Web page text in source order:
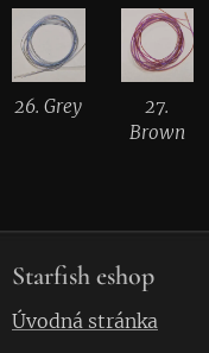
26. Grey
27.
Brown
Starfish eshop
Úvodná stránka